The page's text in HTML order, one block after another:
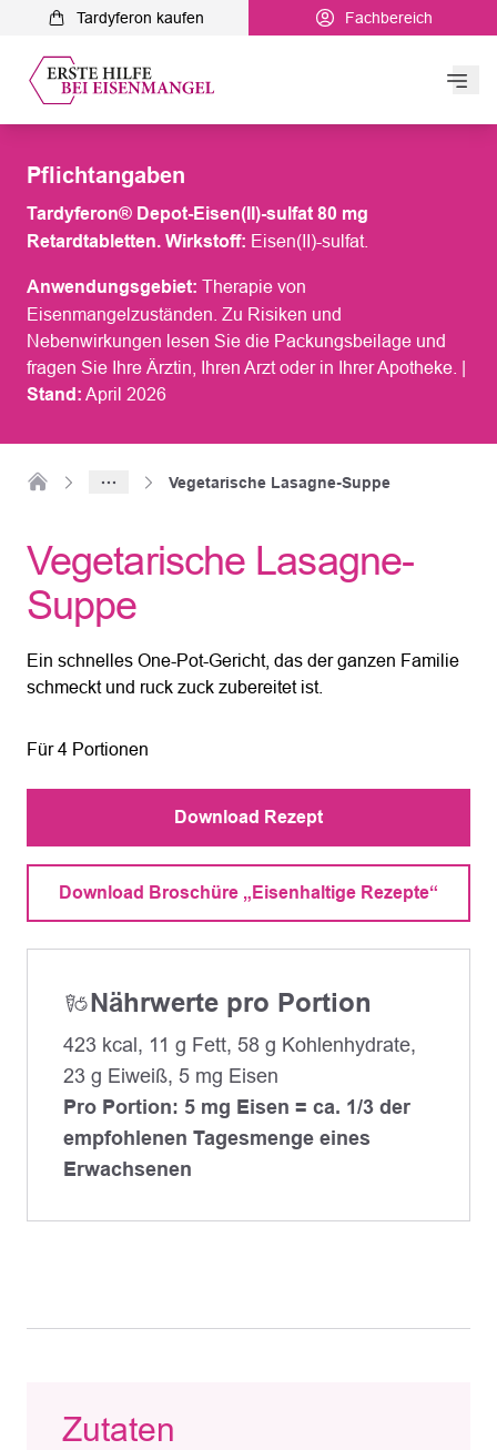
Tardyferon kaufen Fachbereich
Eisenmangel & Blutarmut
Diagnose
Serviceangebote
Blog
Pflichtangaben
Tardyferon® Depot-Eisen(II)-sulfat 80 mg
Retardtabletten. Wirkstoff: Eisen(II)-sulfat.
Anwendungsgebiet: Therapie von
Eisenmangelzuständen. Zu Risiken und
Nebenwirkungen lesen Sie die Packungsbeilage und
fragen Sie Ihre Ärztin, Ihren Arzt oder in Ihrer Apotheke. |
Stand: April 2026
Zur Startseite Vegetarische Lasagne-Suppe
Vegetarische Lasagne-
Suppe
Ein schnelles One-Pot-Gericht, das der ganzen Familie
schmeckt und ruck zuck zubereitet ist.
Für 4 Portionen
Download Rezept
Download Broschüre „Eisenhaltige Rezepte“
Nährwerte pro Portion
423 kcal, 11 g Fett, 58 g Kohlenhydrate,
23 g Eiweiß, 5 mg Eisen
Pro Portion: 5 mg Eisen = ca. 1/3 der
empfohlenen Tagesmenge eines
Erwachsenen
Zutaten